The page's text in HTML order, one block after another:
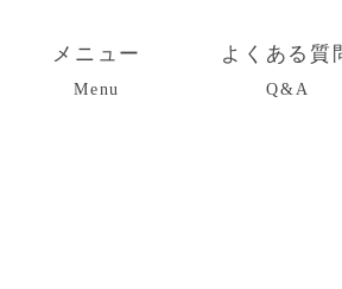
メニュー
Menu
よくある質
Q&A